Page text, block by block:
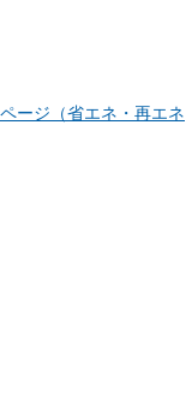
ージ（省エネ・再エネ